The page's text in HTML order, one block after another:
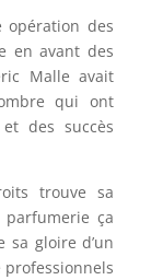
des
en avant des
Malle avait
qui ont
des succès
trouve sa
ça
sa gloire d’un
professionnels